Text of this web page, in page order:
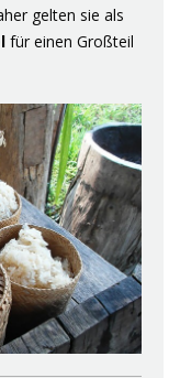
gelten sie als
für einen Großteil